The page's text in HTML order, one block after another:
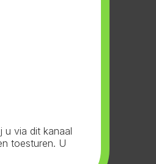
u via dit kanaal
toesturen. U